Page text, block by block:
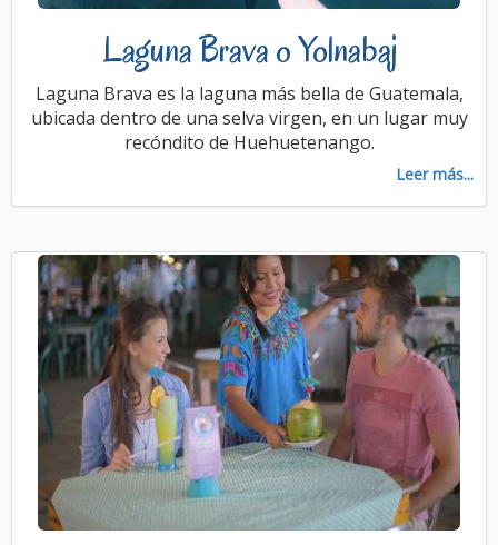
Laguna Brava o Yolnabaj
Laguna Brava es la laguna más bella de Guatemala,
ubicada dentro de una selva virgen, en un lugar muy
recóndito de Huehuetenango.
Leer más...